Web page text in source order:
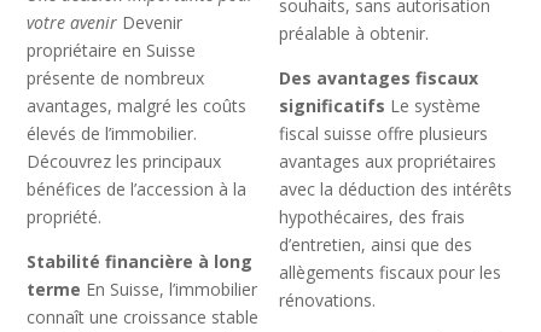
votre avenir Devenir
propriétaire en Suisse
présente de nombreux
avantages, malgré les coûts
élevés de l’immobilier.
Découvrez les principaux
bénéfices de l’accession à la
propriété.
Stabilité financière à long
terme En Suisse, l’immobilier
connaît une croissance stable
souhaits, sans autorisation
préalable à obtenir.
Des avantages fiscaux
significatifs Le système
fiscal suisse offre plusieurs
avantages aux propriétaires
avec la déduction des intérêts
hypothécaires, des frais
d’entretien, ainsi que des
allègements fiscaux pour les
rénovations.